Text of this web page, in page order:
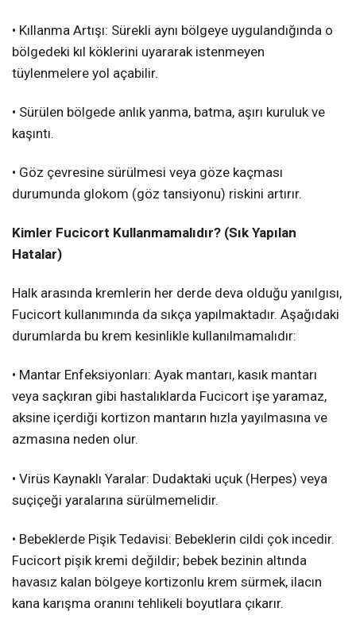
• Kıllanma Artışı: Sürekli aynı bölgeye uygulandığında o
bölgedeki kıl köklerini uyararak istenmeyen
tüylenmelere yol açabilir.
• Sürülen bölgede anlık yanma, batma, aşırı kuruluk ve
kaşıntı.
• Göz çevresine sürülmesi veya göze kaçması
durumunda glokom (göz tansiyonu) riskini artırır.
Kimler Fucicort Kullanmamalıdır? (Sık Yapılan
Hatalar)
Halk arasında kremlerin her derde deva olduğu yanılgısı,
Fucicort kullanımında da sıkça yapılmaktadır. Aşağıdaki
durumlarda bu krem kesinlikle kullanılmamalıdır:
• Mantar Enfeksiyonları: Ayak mantarı, kasık mantarı
veya saçkıran gibi hastalıklarda Fucicort işe yaramaz,
aksine içerdiği kortizon mantarın hızla yayılmasına ve
azmasına neden olur.
• Virüs Kaynaklı Yaralar: Dudaktaki uçuk (Herpes) veya
suçiçeği yaralarına sürülmemelidir.
• Bebeklerde Pişik Tedavisi: Bebeklerin cildi çok incedir.
Fucicort pişik kremi değildir; bebek bezinin altında
havasız kalan bölgeye kortizonlu krem sürmek, ilacın
kana karışma oranını tehlikeli boyutlara çıkarır.